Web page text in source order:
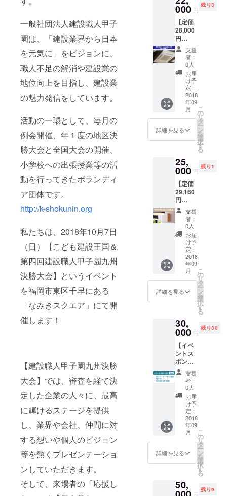
一般社団法人建設職人甲子
園は、「建設業界から日本
を元気に」をビジョンに、
職人不足の解消や建設業の
地位向上を目指し、建設業
の魅力発信をしています。
活動の一環として、毎月の
例会開催、年１度の地区決
勝大会と全国大会の開催、
小学校への出張授業等の活
動を行ってきたボランディ
ア団体です。
http://k-shokunin.org
私たちは、2018年10月7日
（日）【こども建設王国＆
第四回建設職人甲子園九州
決勝大会】というイベント
を福岡市東区千早にある
「なみきスクエア」にて開
催します！
【建設職人甲子園九州決勝
大会】では、審査を経て決
定した企業の人々に、最高
に輝けるステージを提供
し、業界や会社、仲間に対
する想いや個人のビジョン
等を熱くプレゼンテーショ
ンしていただきます。
そして、来場者の「応援し
ほかの
目的に
使用し
ないで
くださ
い。 ・
本品は
直接日
光の当
たらな
い場所
に置い
てくだ
さい。
・本品
取り付
けて使
る場合
は、壁
が石膏
ボード
である
こと又
はしっ
かりピ
ンが押
込み可
能な壁
である
ことを
ご確認
の上取
り付け
てくだ
さい。
・本品
箇所は
ドアな
ど、人
が通り
抜ける
ような
場所は
避けて
くださ
い。 ・
付属品
の中に
小さな
金具が
入って
おりま
すの
で、小
さなお
飲み込
まない
ウォー
ルナッ
トと
ビーチ
【生産
地】 日
本 【付
属品】
雲シー
ル、壁
掛け用
ピン
《ご使
・本品
は「お
る商品
です。
ほかの
目的に
使用し
ないで
くださ
い。 ・
本品は
直接日
光の当
たらな
い場所
に置い
てくだ
・本品
を壁に
けて使
用され
る場合
は、壁
が石膏
ボード
である
こと又
はしっ
かりピ
ンが押
込み可
能な壁
である
ことを
ご確認
の上取
り付け
てくだ
・本品
の設置
全無農
薬米の
白米１
０㎏で
す。
て県か
彰を受
けた全
国的に
見ても
貴重な
土地で
栽培さ
れた、
本来は
農家が
自分の
家庭で
消費用
として
物の完
全無農
薬米の
玄米１
０㎏で
す。
（1枚
2,000
円）10
枚とT
シャツ
（1枚
2,000
円）2枚
をセッ
トでお
届け。
オリジ
ナルT
シャツ
は、当
日の運
するの
はもち
会場で
も販売
されま
す。 ぜ
ひ、皆
さんご
一緒
に、会
場でイ
ベント
にご参
加くだ
さい。
※お子
です。
※なみき
スクエ
ア内の
ホール
イベン
トの観
覧に必
要なチ
ケット
です。
000 円
残り3
【定価
28,000
円
→22,00
0円】
店舗専
門のメ
ンテナ
ンス職
人集団
『テン
ポメ
ン』が
業務用
エアコ
丸洗い
洗浄。
※※福岡
市内限
定※※
「なん
か臭
い。。
「フィ
ルター
がほこ
りだら
け。。
」 「冷
えが悪
い。。
前に、
職人が
分解洗
浄。 き
れいな
空気で
快適な
空間を
つくり
ましょ
う！ お
昼で
も、夜
間閉店
後で
も、24
時間365
常1台
28,000
支援
者：
0人
お届
け予
定：
2018
年09
月
詳細を見る
こ
の
リ
タ
ー
ン
を
選
択
す
る
25,
000 円
残り1
【定価
29,160
円
→25,00
0円】
『現代
の“かみ
な”HOC
ORAス
トライ
プ』 ほ
こらの
杜 ～
気軽に
の”かみ
だな” 木
目に馴
染むし
なやか
なスト
ライプ
がシッ
クな空
間に溶
け込
む。 忙
しい生
活のな
かで、
心静か
に手を
い毎日
を過ご
支援
者：
0人
お届
け予
定：
2018
年09
月
詳細を見る
こ
の
リ
タ
ー
ン
を
選
択
す
る
30,
000 円
残り30
【イベ
ントス
ポン
サー：
３万円
協賛】
スポン
サー
ボード
への掲
載 スポ
ンサー
ロール
への掲
載 チラ
載（ゴ
シック
支援
者：
0人
お届
け予
定：
2018
年09
月
詳細を見る
こ
の
リ
タ
ー
ン
を
選
択
す
る
50, 残り9